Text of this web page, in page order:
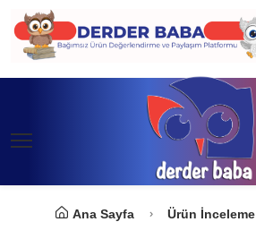
Ana Sayfa Ürün İnceleme